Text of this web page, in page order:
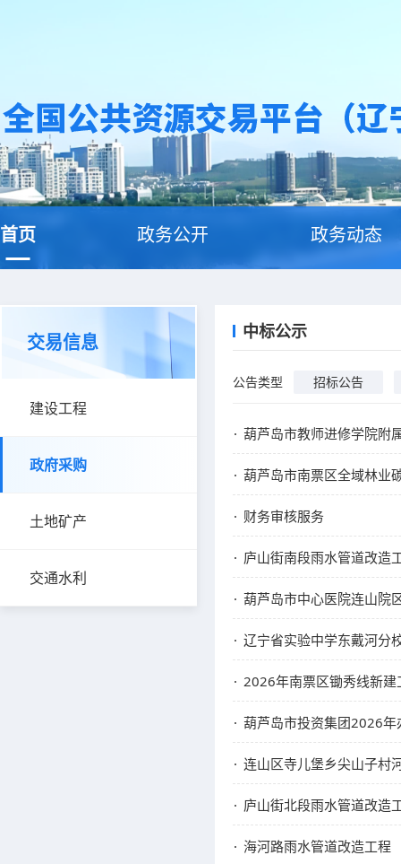
首页 政务公开 政务动态
交易信息
建设工程
政府采购
土地矿产
交通水利
中标公示
公告类型 招标公告
葫芦岛市教师进修学院附
葫芦岛市南票区全域林业
财务审核服务
庐山街南段雨水管道改造
葫芦岛市中心医院连山院
辽宁省实验中学东戴河分
2026年南票区锄秀线新建
葫芦岛市投资集团2026年
连山区寺儿堡乡尖山子村
庐山街北段雨水管道改造
海河路雨水管道改造工程